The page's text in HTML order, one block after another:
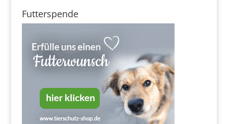
Futterspende